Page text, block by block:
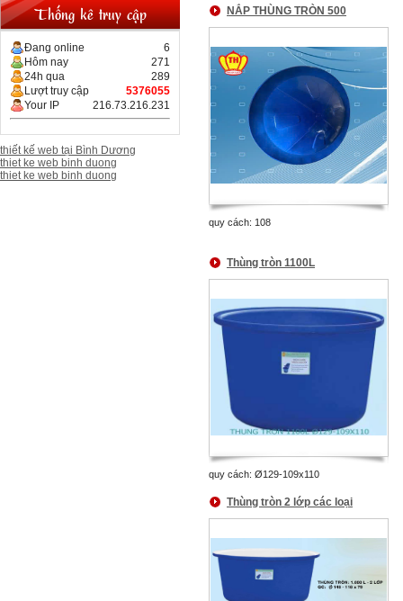
Thống kê truy cập
Đang online
6
Hôm nay
271
24h qua
289
Lượt truy cập
5376055
Your IP
216.73.216.231
thiết kế web tại Bình Dương
thiet ke web binh duong
thiet ke web binh duong
NẮP THÙNG TRÒN 500
quy cách: 108
Thùng tròn 1100L
quy cách: Ø129-109x110
Thùng tròn 2 lớp các loại